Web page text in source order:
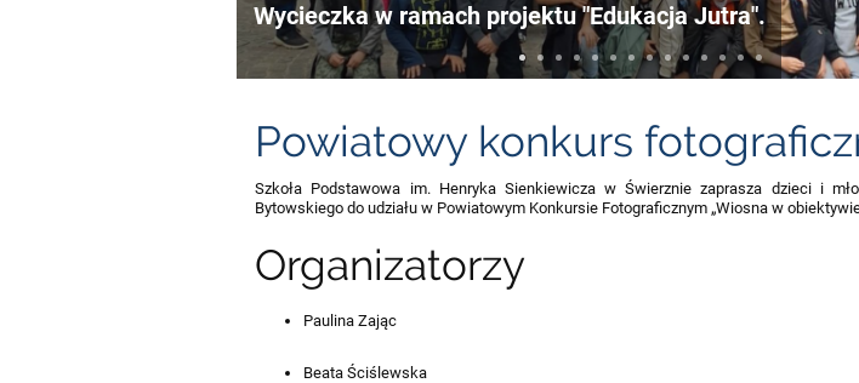
Wycieczka w ramach projektu "Edukacja Jutra".
Powiatowy konkurs
Szkoła Podstawowa im. Henryka Sienkiewicza w Świerznie zaprasza dzieci i
Bytowskiego do udziału w Powiatowym Konkursie Fotograficznym „Wiosna w
Organizatorzy
Paulina Zając
Beata Ściślewska